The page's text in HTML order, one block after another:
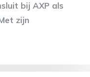
bij AXP als
zijn